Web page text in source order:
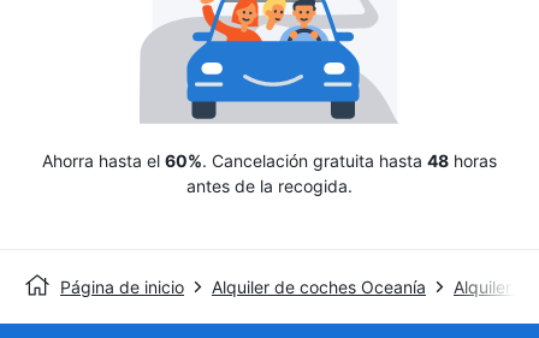
Ahorra hasta el 60%. Cancelación gratuita hasta 48 horas
antes de la recogida.
Página de inicio Alquiler de coches Oceanía Alquiler